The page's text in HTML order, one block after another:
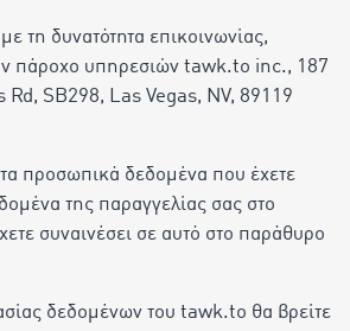
τη δυνατότητα επικοινωνίας,
πάροχο υπηρεσιών tawk.to inc., 187
SB298, Las Vegas, NV, 89119
προσωπικά δεδομένα που έχετε
της παραγγελίας σας στο
συναινέσει σε αυτό στο παράθυρο
δεδομένων του tawk.to θα βρείτε